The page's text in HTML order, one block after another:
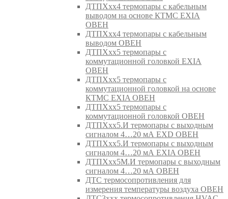
ДТПХхх4 термопары с кабельным
выводом на основе КТМС EXIA
ОВЕН
ДТПХхх4 термопары с кабельным
выводом ОВЕН
ДТПХхх5 термопары с
коммутационной головкой EXIA
ОВЕН
ДТПХхх5 термопары с
коммутационной головкой на основе
КТМС EXIA ОВЕН
ДТПХхх5 термопары с
коммутационной головкой ОВЕН
ДТПХхх5.И термопары с выходным
сигналом 4…20 мА EXD ОВЕН
ДТПХхх5.И термопары с выходным
сигналом 4…20 мА EXIA ОВЕН
ДТПХхх5М.И термопары с выходным
сигналом 4…20 мА ОВЕН
ДТС термосопротивления для
измерения температуры воздуха ОВЕН